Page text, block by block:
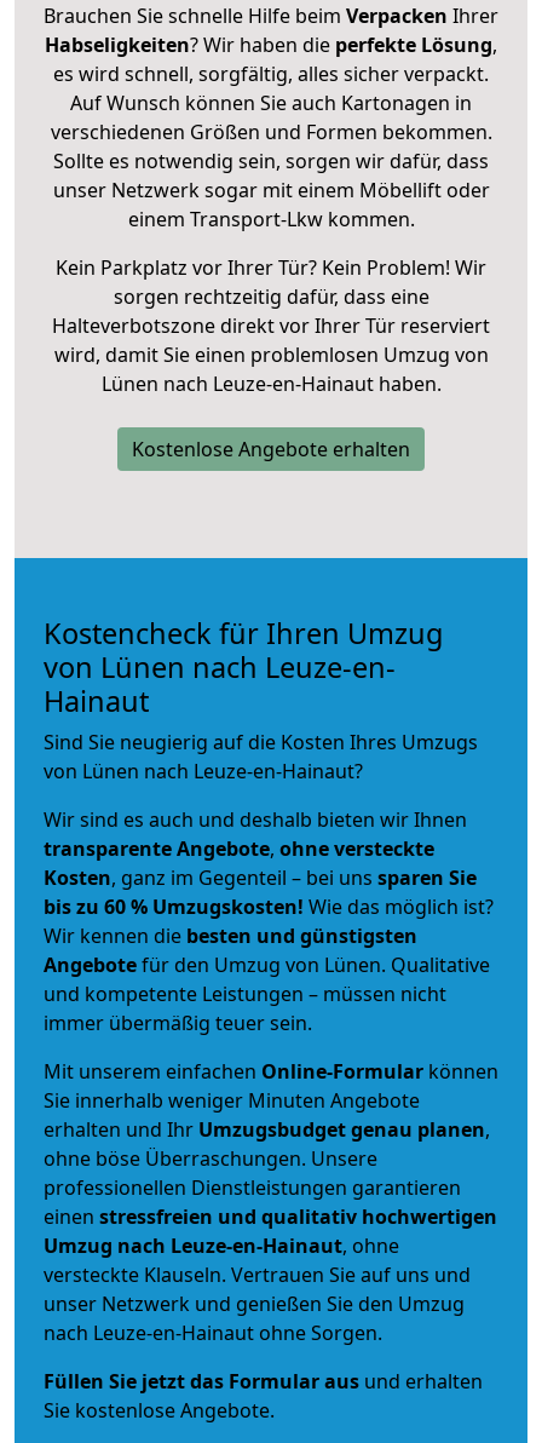
Brauchen Sie schnelle Hilfe beim Verpacken Ihrer
Habseligkeiten? Wir haben die perfekte Lösung,
es wird schnell, sorgfältig, alles sicher verpackt.
Auf Wunsch können Sie auch Kartonagen in
verschiedenen Größen und Formen bekommen.
Sollte es notwendig sein, sorgen wir dafür, dass
unser Netzwerk sogar mit einem Möbellift oder
einem Transport-Lkw kommen.
Kein Parkplatz vor Ihrer Tür? Kein Problem! Wir
sorgen rechtzeitig dafür, dass eine
Halteverbotszone direkt vor Ihrer Tür reserviert
wird, damit Sie einen problemlosen Umzug von
Lünen nach Leuze-en-Hainaut haben.
Kostenlose Angebote erhalten
Kostencheck für Ihren Umzug
von Lünen nach Leuze-en-
Hainaut
Sind Sie neugierig auf die Kosten Ihres Umzugs
von Lünen nach Leuze-en-Hainaut?
Wir sind es auch und deshalb bieten wir Ihnen
transparente Angebote, ohne versteckte
Kosten, ganz im Gegenteil – bei uns sparen Sie
bis zu 60 % Umzugskosten! Wie das möglich ist?
Wir kennen die besten und günstigsten
Angebotefür den Umzug von Lünen. Qualitative
und kompetente Leistungen – müssen nicht
immer übermäßig teuer sein.
Mit unserem einfachen Online-Formular können
Sie innerhalb weniger Minuten Angebote
erhalten und Ihr Umzugsbudgetgenau planen,
ohne böse Überraschungen. Unsere
professionellen Dienstleistungen garantieren
einen stressfreien und qualitativ hochwertigen
Umzug nach Leuze-en-Hainaut, ohne
versteckte Klauseln. Vertrauen Sie auf uns und
unser Netzwerk und genießen Sie den Umzug
nach Leuze-en-Hainaut ohne Sorgen.
Füllen Sie jetzt das Formular aus und erhalten
Sie kostenlose Angebote.